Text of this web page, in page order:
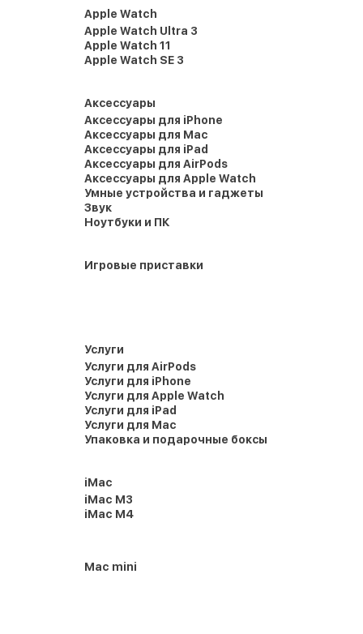
Apple Watch
Apple Watch Ultra 3
Apple Watch 11
Apple Watch SE 3
Аксессуары
Аксессуары для iPhone
Аксессуары для Mac
Аксессуары для iPad
Аксессуары для AirPods
Аксессуары для Apple Watch
Умные устройства и гаджеты
Звук
Ноутбуки и ПК
Игровые приставки
Услуги
Услуги для AirPods
Услуги для iPhone
Услуги для Apple Watch
Услуги для iPad
Услуги для Mac
Упаковка и подарочные боксы
iMac
iMac M3
iMac M4
Mac mini